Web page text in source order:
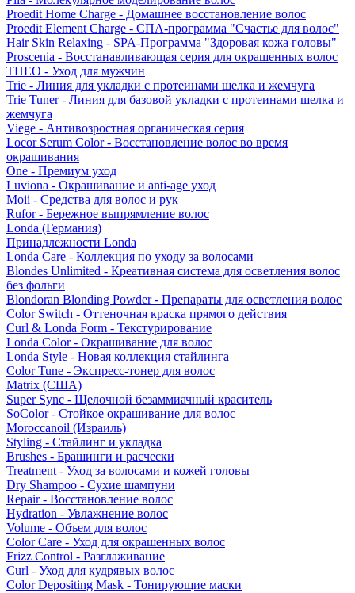
Proedit Home Charge - Домашнее восстановление волос
Proedit Element Charge - СПА-программа "Счастье для волос"
Hair Skin Relaxing - SPA-Программа "Здоровая кожа головы"
Proscenia - Восстанавливающая серия для окрашенных волос
THEO - Уход для мужчин
Trie - Линия для укладки с протеинами шелка и жемчуга
Trie Tuner - Линия для базовой укладки с протеинами шелка и
жемчуга
Viege - Антивозростная органическая серия
Locor Serum Color - Восстановление волос во время
окрашивания
One - Премиум уход
Luviona - Окрашивание и anti-age уход
Moii - Средства для волос и рук
Rufor - Бережное выпрямление волос
Londa (Германия)
Принадлежности Londa
Londa Care - Коллекция по уходу за волосами
Blondes Unlimited - Креативная система для осветления волос
без фольги
Blondoran Blonding Powder - Препараты для осветления волос
Color Switch - Оттеночная краска прямого действия
Curl & Londa Form - Текстурирование
Londa Color - Окрашивание для волос
Londa Style - Новая коллекция стайлинга
Color Tune - Экспресс-тонер для волос
Matrix (США)
Super Sync - Щелочной безаммиачный краситель
SoColor - Стойкое окрашивание для волос
Moroccanoil (Израиль)
Styling - Стайлинг и укладка
Brushes - Брашинги и расчески
Treatment - Уход за волосами и кожей головы
Dry Shampoo - Сухие шампуни
Repair - Восстановление волос
Hydration - Увлажнение волос
Volume - Объем для волос
Color Care - Уход для окрашенных волос
Frizz Control - Разглаживание
Curl - Уход для кудрявых волос
Color Depositing Mask - Тонирующие маски